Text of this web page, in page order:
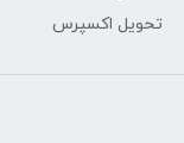
تحویل اکسپرس